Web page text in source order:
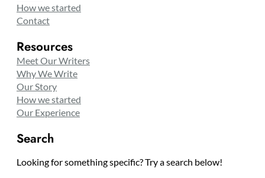
How we started
Contact
Resources
Meet Our Writers
Why We Write
Our Story
How we started
Our Experience
Search
Looking for something specific? Try a search below!